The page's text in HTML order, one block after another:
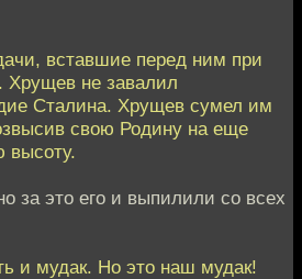
вставшие перед ним при
Хрущев не завалил
Сталина. Хрущев сумел им
свою Родину на еще
высоту.
за это его и выпилили со всех
и мудак. Но это наш мудак!